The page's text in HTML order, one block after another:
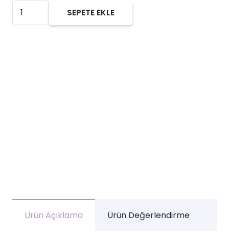
CUSKIN
Dr.
SEPETE EKLE
Ürün Açıklama Ürün Değerlendirme